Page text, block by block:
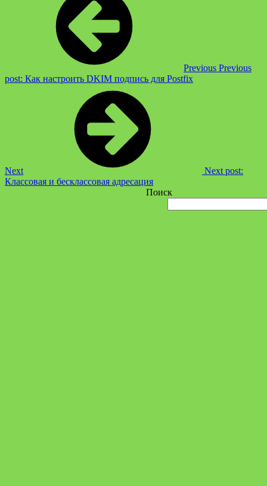
Previous Previous
post: Как настроить DKIM подпись для Postfix
Next
Next post:
Классовая и бесклассовая адресация
Поиск